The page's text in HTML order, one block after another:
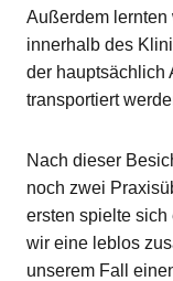
Außerdem lernten
innerhalb des
der hauptsächlich
transportiert
Nach dieser
noch zwei
ersten spielte
wir eine leblos
unserem Fall